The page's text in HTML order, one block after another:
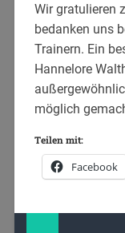
Wir gratulieren
bedanken uns
Trainern. Ein
Hannelore
möglich
Teilen mit:
Facebook